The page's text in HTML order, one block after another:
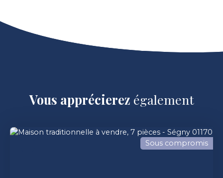
Vous apprécierez également
Sous compromis